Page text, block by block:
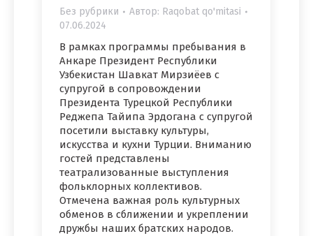
Без рубрики Автор: Raqobat qo'mitasi
07.06.2024
В рамках программы пребывания в
Анкаре Президент Республики
Узбекистан Шавкат Мирзиёев с
супругой в сопровождении
Президента Турецкой Республики
Реджепа Тайипа Эрдогана с супругой
посетили выставку культуры,
искусства и кухни Турции. Вниманию
гостей представлены
театрализованные выступления
фольклорных коллективов.
Отмечена важная роль культурных
обменов в сближении и укреплении
дружбы наших братских народов.